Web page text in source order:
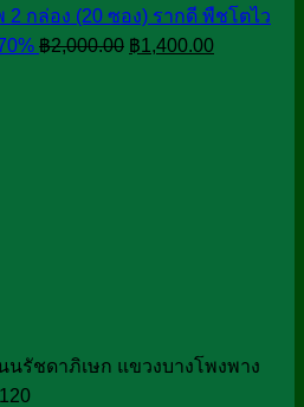
2 กล่อง (20 ซอง) รากดี พืชโตไว
฿2,000.00 Original
฿1,400.00Current
รัชดาภิเษก แขวงบางโพงพาง